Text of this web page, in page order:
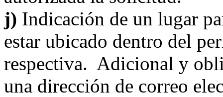
j) Indicación de un lugar
estar ubicado dentro del
respectiva. Adicional y
una dirección de correo